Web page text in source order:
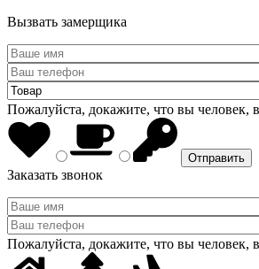
Вызвать замерщика
Пожалуйста, докажите, что вы человек,
Заказать звонок
Пожалуйста, докажите, что вы человек,